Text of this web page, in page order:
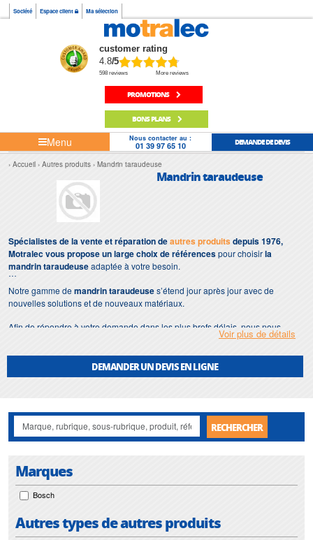
Société Espace client Ma sélection
customer rating
4.8/5
598 reviews More reviews
PROMOTIONS
BONS PLANS
Menu Nous contacter au :
01 39 97 65 10 DEMANDE DE DEVIS
Accueil Autres produits Mandrin taraudeuse
Mandrin taraudeuse
Spécialistes de la vente et réparation deautres produits depuis 1976,
Motralec vous propose un large choix de référencespour choisirla
mandrin taraudeuseadaptée à votre besoin.
Notre gamme demandrin taraudeuses’étend jour après jour avec de
nouvelles solutions et de nouveaux matériaux.
Afin de répondre à votre demande dans les plus brefs délais, nous nous
mandrin taraudeuse
met également à votre disposition son service de
maintenance demandrin taraudeuse.
contraintes sont un gage d'efficacité, et garantissent l'absence de perturbation
de vos installations demandrin taraudeuse.
Voir plus de détails
DEMANDER UN DEVIS EN LIGNE
RECHERCHER
Marques
Bosch
Autres types de autres produits